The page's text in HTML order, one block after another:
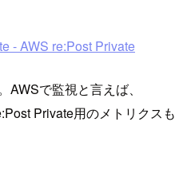
- AWS re:Post Private
で監視と言えば、
Private用のメトリクスも